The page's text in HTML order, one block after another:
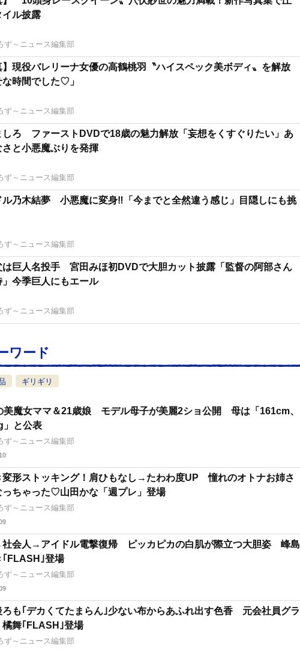
イル披露
ず～ニュース編集部
】現役バレリーナ女優の高鶴桃羽〝ハイスペック美ボディ〟を解放
な時間でした♡」
ず～ニュース編集部
しろ ファーストDVDで18歳の魅力解放「妄想をくすぐりたい」あ
さと小悪魔ぶりを発揮
ず～ニュース編集部
ル乃木結夢 小悪魔に変身‼「今までと全然違う感じ」目隠しにも挑
ず～ニュース編集部
は巨人名投手 宮田みほ初DVDで大胆カット披露「監督の阿部さん
」今季巨人にもエール
ず～ニュース編集部
ワード
ギリギリ
美魔女ママ＆21歳娘 モデル母子が美麗2ショ公開 母は「161cm、
」と公表
ず～ニュース編集部
変形ストッキング！肩ひもなし→たわわ度UP 憧れのオトナお姉さ
っちゃった♡山田かな「週プレ」登場
ず～ニュース編集部
会人→アイドル電撃復帰 ピッカピカの白肌が際立つ大胆姿 峰島
｢FLASH｣登場
ず～ニュース編集部
ろも｢デカくてたまらん｣少ない布からあふれ出す色香 元会社員グラ
橘舞｢FLASH｣登場
ず～ニュース編集部